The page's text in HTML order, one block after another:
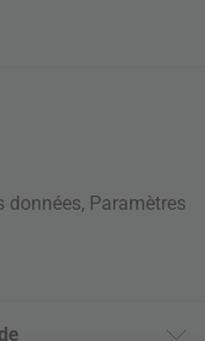
données, Paramètres